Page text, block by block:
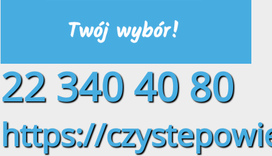
22 340 40 80
https://